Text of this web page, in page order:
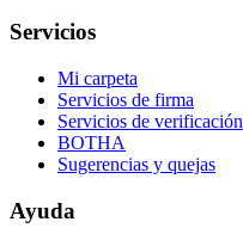
Servicios
Mi carpeta
Servicios de firma
Servicios de verificación
BOTHA
Sugerencias y quejas
Ayuda